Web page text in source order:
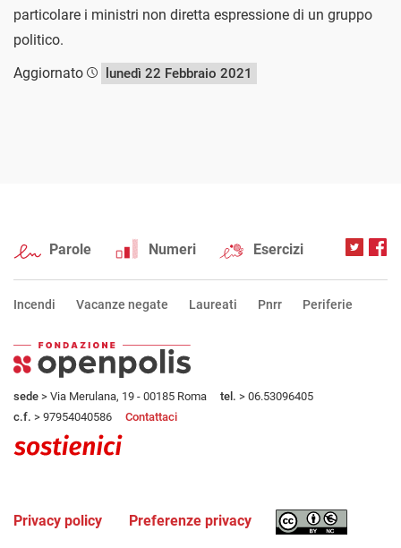
particolare i ministri non diretta espressione di un gruppo
politico.
Aggiornato
lunedì 22 Febbraio 2021
Parole Numeri Esercizi
Incendi Vacanze negate Laureati Pnrr Periferie
sede > Via Merulana, 19 - 00185 Roma tel. > 06.53096405
c.f. > 97954040586 Contattaci
Privacy policy Preferenze privacy